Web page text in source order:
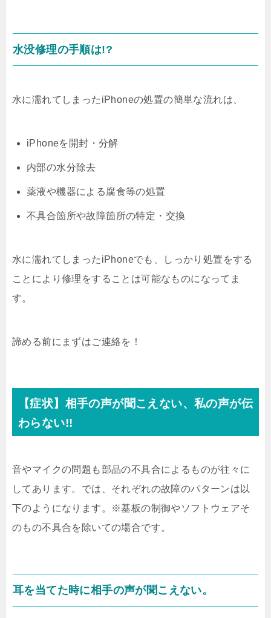
水没修理の手順は!?
水に濡れてしまったiPhoneの処置の簡単な流れは、
iPhoneを開封・分解
内部の水分除去
薬液や機器による腐食等の処置
不具合箇所や故障箇所の特定・交換
水に濡れてしまったiPhoneでも、しっかり処置をする
ことにより修理をすることは可能なものになってま
す。
諦める前にまずはご連絡を！
【症状】相手の声が聞こえない、私の声が伝
わらない!!
音やマイクの問題も部品の不具合によるものが往々に
してあります。では、それぞれの故障のパターンは以
下のようになります。※基板の制御やソフトウェアそ
のもの不具合を除いての場合です。
耳を当てた時に相手の声が聞こえない。